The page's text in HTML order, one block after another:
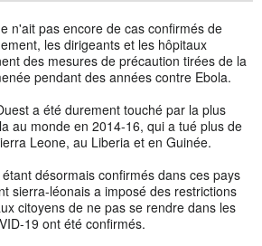
n'ait pas encore de cas confirmés de
les dirigeants et les hôpitaux
des mesures de précaution tirées de la
pendant des années contre Ebola.
a été durement touché par la plus
au monde en 2014-16, qui a tué plus de
Leone, au Liberia et en Guinée.
désormais confirmés dans ces pays
sierra-léonais a imposé des restrictions
citoyens de ne pas se rendre dans les
19 ont été confirmés.